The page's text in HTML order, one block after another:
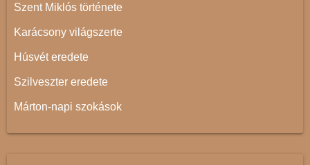
Szent Miklós története
Karácsony világszerte
Húsvét eredete
Szilveszter eredete
Márton-napi szokások